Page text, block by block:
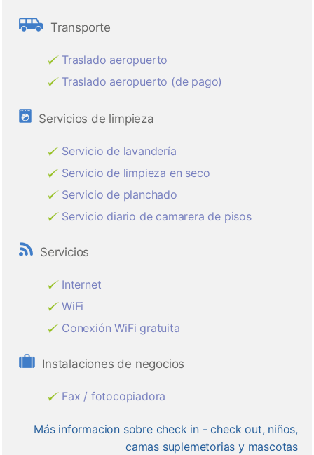
Transporte
Traslado aeropuerto
Traslado aeropuerto (de pago)
Servicios de limpieza
Servicio de lavandería
Servicio de limpieza en seco
Servicio de planchado
Servicio diario de camarera de pisos
Servicios
Internet
WiFi
Conexión WiFi gratuita
Instalaciones de negocios
Fax / fotocopiadora
Más informacion sobre check in - check out, niños,
camas suplemetorias y mascotas